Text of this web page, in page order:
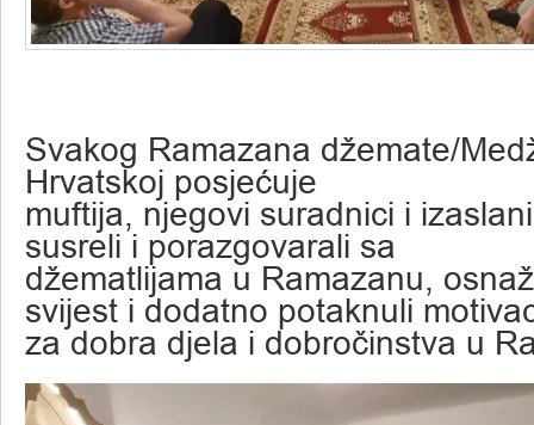
Svakog Ramazana džemate/
Hrvatskoj posjećuje
muftija, njegovi suradnici i
susreli i porazgovarali sa
džematlijama u Ramazanu,
svijest i dodatno potaknuli
za dobra djela i dobročinstva u